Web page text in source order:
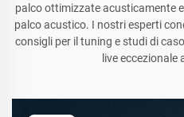
palco ottimizzate acusticamente
palco acustico. I nostri esperti
consigli per il tuning e studi di
live eccezionale